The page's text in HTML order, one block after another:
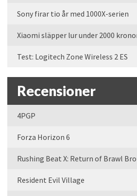
Sony firar tio år med 1000X-serien
Xiaomi släpper lur under 2000
Test: Logitech Zone Wireless 2 ES
Recensioner
4PGP
Forza Horizon 6
Rushing Beat X: Return of Brawl
Resident Evil Village